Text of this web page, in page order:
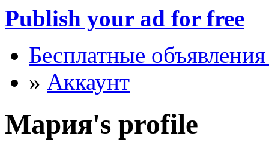
Publish your ad for free
Бесплатные
» Аккаунт
Мария's profile